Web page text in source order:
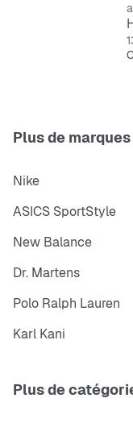
Plus de marques
Nike
ASICS SportStyle
New Balance
Dr. Martens
Polo Ralph Lauren
Karl Kani
Plus de